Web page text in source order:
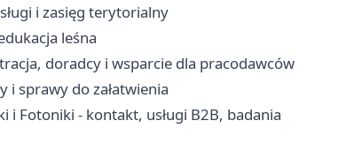
i zasięg terytorialny
leśna
doradcy i wsparcie dla pracodawców
i sprawy do załatwienia
Fotoniki - kontakt, usługi B2B, badania